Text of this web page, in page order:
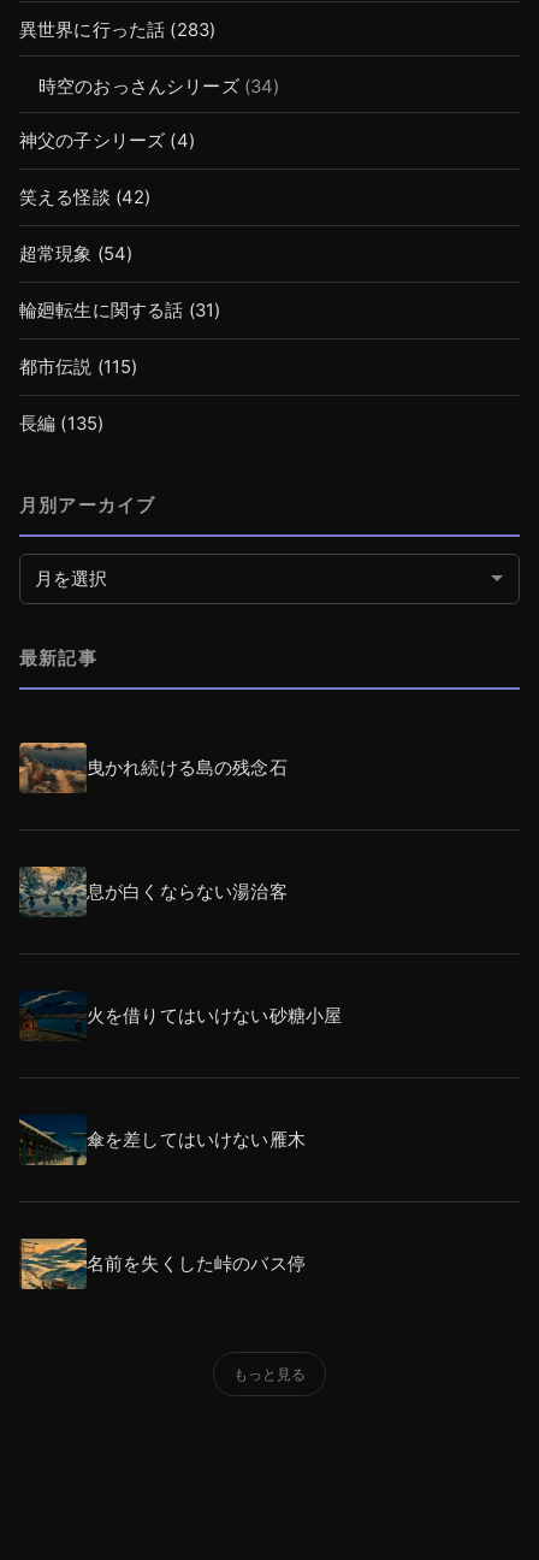
異世界に行った話 (283)
時空のおっさんシリーズ(34)
神父の子シリーズ (4)
笑える怪談 (42)
超常現象 (54)
輪廻転生に関する話 (31)
都市伝説 (115)
長編 (135)
月別アーカイブ
月別アーカイブ
最新記事
曳かれ続ける島の残念石
息が白くならない湯治客
火を借りてはいけない砂糖小屋
傘を差してはいけない雁木
名前を失くした峠のバス停
もっと見る